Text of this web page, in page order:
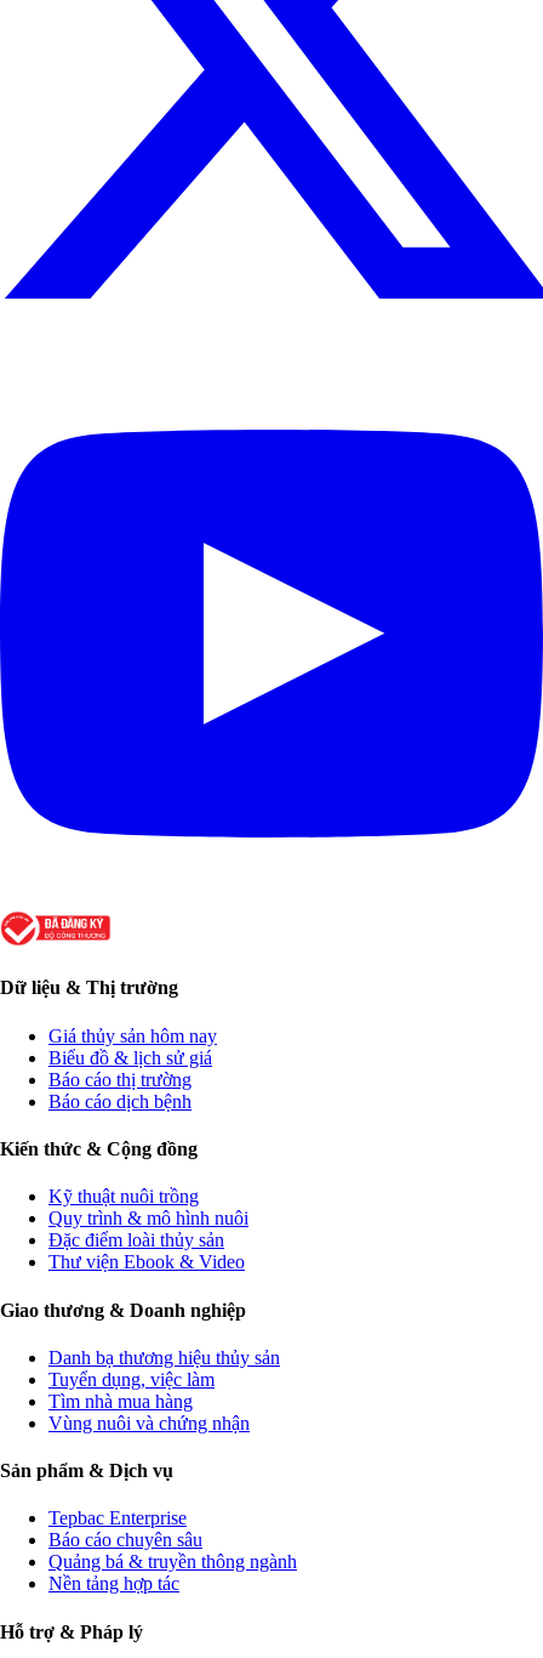
Dữ liệu & Thị trường
Giá thủy sản hôm nay
Biểu đồ & lịch sử giá
Báo cáo thị trường
Báo cáo dịch bệnh
Kiến thức & Cộng đồng
Kỹ thuật nuôi trồng
Quy trình & mô hình nuôi
Đặc điểm loài thủy sản
Thư viện Ebook & Video
Giao thương & Doanh nghiệp
Danh bạ thương hiệu thủy sản
Tuyển dụng, việc làm
Tìm nhà mua hàng
Vùng nuôi và chứng nhận
Sản phẩm & Dịch vụ
Tepbac Enterprise
Báo cáo chuyên sâu
Quảng bá & truyền thông ngành
Nền tảng hợp tác
Hỗ trợ & Pháp lý